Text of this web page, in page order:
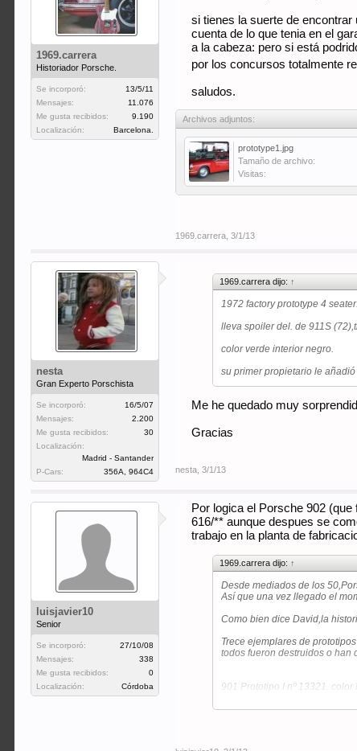
1969.carrera
Historiador Porsche.
Se incorporó:
13/5/11
Mensajes:
11.076
Me gusta recibidos:
9.190
Localización:
Barcelona.
si tienes la suerte de
cuenta de lo que tenia en el
a la cabeza: pero si está
por los concursos totalmente
saludos.
Archivos adjuntos:
prototype1.jpg
Tamaño de archivo:
Visitas:
1969.carrera 3/1/13
nesta
Gran Experto Porschista
Se incorporó:
16/5/07
Mensajes:
2.200
Me gusta recibidos:
30
Localización:
Madrid - Santander
P-Cars:
356A, 964C4
1969.carrera dijo: ↑
1972 factory prototype 4
lleva spoiler del. de 911S
color verde interior negro.
su primer propietario le
Me he quedado muy
Gracias
nesta 3/1/13
luisjavier10
Senior
Se incorporó:
27/10/08
Mensajes:
338
Me gusta recibidos:
0
Localización:
Córdoba
Por logica el Porsche 902
616/** aunque despues se
trabajo en la planta de
1969.carrera dijo: ↑
Desde mediados de los
Así que una vez llegado el
Como bien dice David,la
Trece ejemplares de
todos fueron destruidos o han
901 Prototipo I nº 13321. color
fabricado por Reutter en